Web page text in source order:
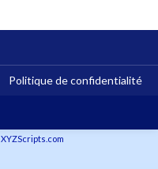
Politique de confidentialité
XYZScripts.com